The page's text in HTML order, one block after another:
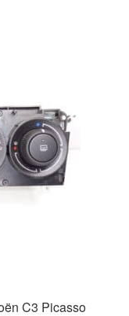
C3 Picasso